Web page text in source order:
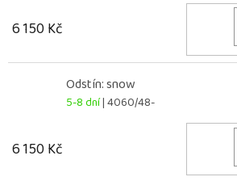
6 150 Kč
Odstín: snow
5-8 dní| 4060/48-
6 150 Kč